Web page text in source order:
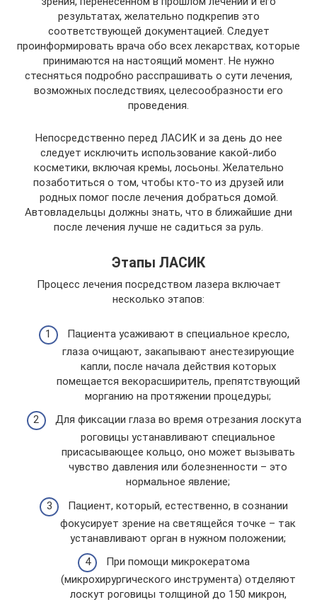
результатах, желательно подкрепив это
соответствующей документацией. Следует
проинформировать врача обо всех лекарствах, которые
принимаются на настоящий момент. Не нужно
стесняться подробно расспрашивать о сути лечения,
возможных последствиях, целесообразности его
проведения.
Непосредственно перед ЛАСИК и за день до нее
следует исключить использование какой-либо
косметики, включая кремы, лосьоны. Желательно
позаботиться о том, чтобы кто-то из друзей или
родных помог после лечения добраться домой.
Автовладельцы должны знать, что в ближайшие дни
после лечения лучше не садиться за руль.
Этапы ЛАСИК
Процесс лечения посредством лазера включает
несколько этапов:
Пациента усаживают в специальное кресло,
глаза очищают, закапывают анестезирующие
капли, после начала действия которых
помещается векорасширитель, препятствующий
морганию на протяжении процедуры;
Для фиксации глаза во время отрезания лоскута
роговицы устанавливают специальное
присасывающее кольцо, оно может вызывать
чувство давления или болезненности – это
нормальное явление;
Пациент, который, естественно, в сознании
фокусирует зрение на светящейся точке – так
устанавливают орган в нужном положении;
При помощи микрокератома
(микрохирургического инструмента) отделяют
лоскут роговицы толщиной до 150 микрон,